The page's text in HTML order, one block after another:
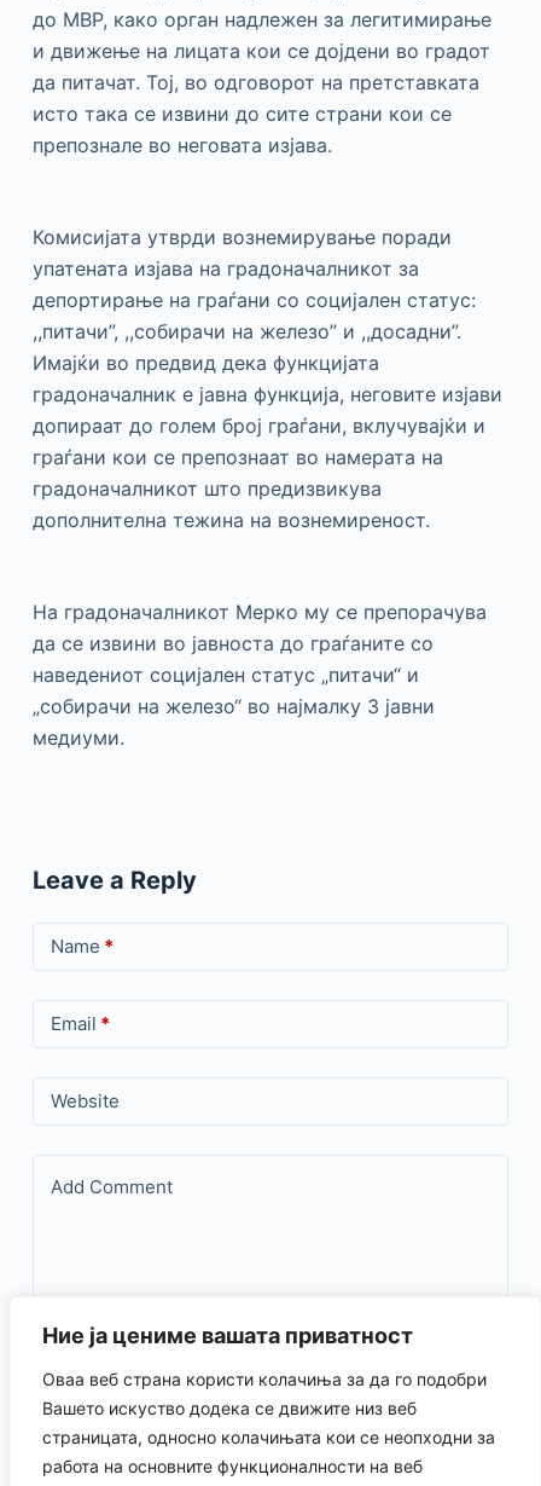
Ние ја цениме вашата приватност
Оваа веб страна користи колачиња за да го подобри
Вашето искуство додека се движите низ веб
страницата, односно колачињата кои се неопходни за
работа на основните функционалности на веб
до МВР, како орган надлежен за легитимирање
и движење на лицата кои се дојдени во градот
да питачат. Тој, во одговорот на претставката
исто така се извини до сите страни кои се
препознале во неговата изјава.
Комисијата утврди вознемирување поради
упатената изјава на градоначалникот за
депортирање на граѓани со социјален статус:
,,питачи”, ,,собирачи на железо” и ,,досадни”.
Имајќи во предвид дека функцијата
градоначалник е јавна функција, неговите изјави
допираат до голем број граѓани, вклучувајќи и
граѓани кои се препознаат во намерата на
градоначалникот што предизвикува
дополнителна тежина на вознемиреност.
На градоначалникот Мерко му се препорачува
да се извини во јавноста до граѓаните со
наведениот социјален статус „питачи“ и
„собирачи на железо“ во најмалку 3 јавни
медиуми.
Leave a Reply
Name *
Email *
Website
Add Comment
Save my name, email, and website in this browser for the
next time I comment.